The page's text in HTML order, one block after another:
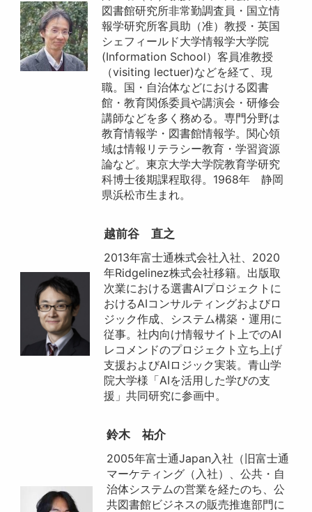
図書館研究所非常勤調査員・国立情
報学研究所客員助（准）教授・英国
シェフィールド大学情報学大学院
(Information School）客員准教授
（visiting lectuer)などを経て、現
職。国・自治体などにおける図書
館・教育関係委員や講演会・研修会
講師などを多く務める。専門分野は
教育情報学・図書館情報学。関心領
域は情報リテラシー教育・学習資源
論など。東京大学大学院教育学研究
科博士後期課程取得。1968年 静岡
県浜松市生まれ。
越前谷 直之
2013年富士通株式会社入社、2020
年Ridgelinez株式会社移籍。出版取
次業における選書AIプロジェクトに
おけるAIコンサルティングおよびロ
ジック作成、システム構築・運用に
従事。社内向け情報サイト上でのAI
レコメンドのプロジェクト立ち上げ
支援およびAIロジック実装。青山学
院大学様「AIを活用した学びの支
援」共同研究に参画中。
鈴木 祐介
2005年富士通Japan入社（旧富士通
マーケティング（入社）、公共・自
治体システムの営業を経たのち、公
共図書館ビジネスの販売推進部門に